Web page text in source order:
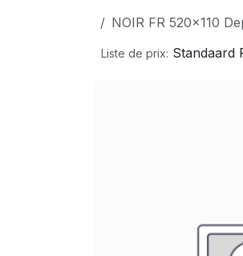
NOIR FR 520x110
Liste de prix: Standaard